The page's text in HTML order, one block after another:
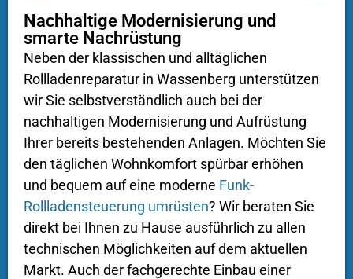
Nachhaltige Modernisierung und
smarte Nachrüstung
Neben der klassischen und alltäglichen
Rollladenreparatur in Wassenberg unterstützen
wir Sie selbstverständlich auch bei der
nachhaltigen Modernisierung und Aufrüstung
Ihrer bereits bestehenden Anlagen. Möchten Sie
den täglichen Wohnkomfort spürbar erhöhen
und bequem auf eine moderne Funk-
Rollladensteuerung umrüsten? Wir beraten Sie
direkt bei Ihnen zu Hause ausführlich zu allen
technischen Möglichkeiten auf dem aktuellen
Markt. Auch der fachgerechte Einbau einer